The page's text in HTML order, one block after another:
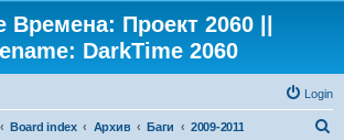
Проект 2060 ||
DarkTime 2060
Login
Board index Архив Баги 2009-2011